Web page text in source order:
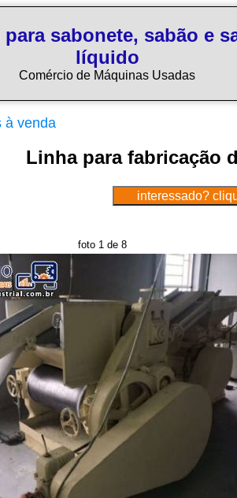
sabonete, sabão e
líquido
Comércio de Máquinas Usadas
à venda
Linha para fabricação
foto 1 de 8